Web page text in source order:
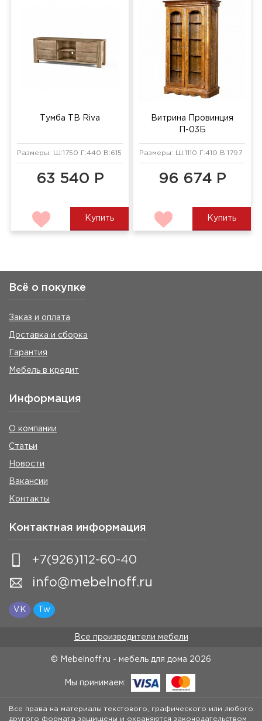
Тумба ТВ Riva
Размеры: Ш:1750 Г:440 В:615 мм
63 540 Р
Купить
Витрина Провинция
П-03Б
Размеры: Ш:1110 Г:410 В:1797 мм
96 674 Р
Купить
Всё о покупке
Заказ и оплата
Доставка и сборка
Гарантия
Мебель в кредит
Информация
О компании
Статьи
Новости
Вакансии
Контакты
Контактная информация
+7(926)112-60-40
info@mebelnoff.ru
VK Tw
Все производители мебели
© Mebelnoff.ru - мебель для дома 2026
Мы принимаем:
Все права на материалы текстового, графического или любого
другого формата защищены и охраняются законодательством